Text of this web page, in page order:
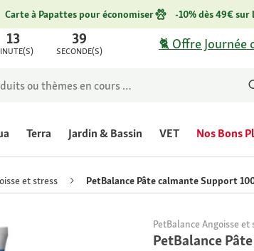
Carte à Papattes pour économiser -10% dès 49€ sur
13 39
SECONDE(S) 🐈 Offre
Terra Jardin & Bassin VET Nos Bons
et stress PetBalance Pâte calmante Support
PetBalance Angoisse et
PetBalance